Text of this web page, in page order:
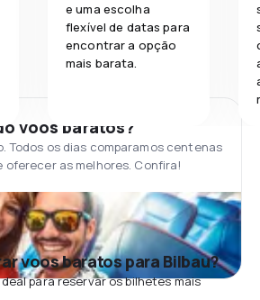
e uma escolha
flexível de datas para
encontrar a opção
mais barata.
voos baratos?
Todos os dias comparamos centenas
oferecer as melhores. Confira!
voos baratos para Bilbau?
para reservar os bilhetes mais